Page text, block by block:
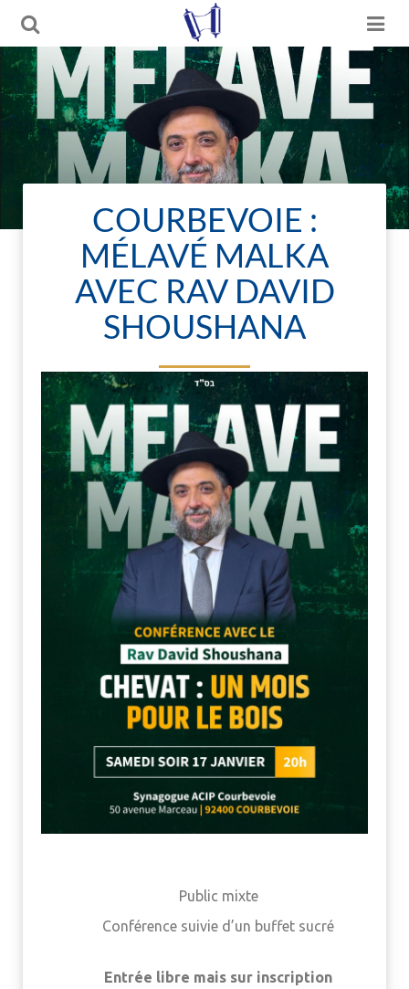
COURBEVOIE :
MÉLAVÉ MALKA
AVEC RAV DAVID
SHOUSHANA
Public mixte
Conférence suivie d’un buffet sucré
Entrée libre mais sur inscription